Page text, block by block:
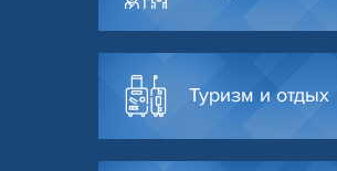
Туризм и отдых